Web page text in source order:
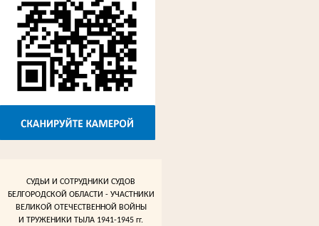
СУДЬИ И СОТРУДНИКИ СУДОВ
БЕЛГОРОДСКОЙ ОБЛАСТИ - УЧАСТНИКИ
ВЕЛИКОЙ ОТЕЧЕСТВЕННОЙ ВОЙНЫ
И ТРУЖЕНИКИ ТЫЛА 1941-1945 гг.